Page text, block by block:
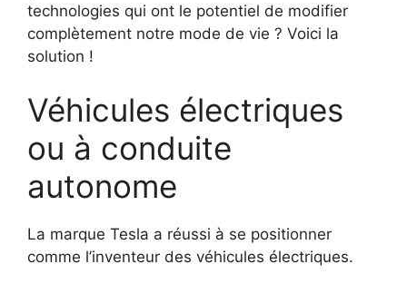
technologies qui ont le potentiel de modifier
complètement notre mode de vie ? Voici la
solution !
Véhicules électriques
ou à conduite
autonome
La marque Tesla a réussi à se positionner
comme l’inventeur des véhicules électriques.